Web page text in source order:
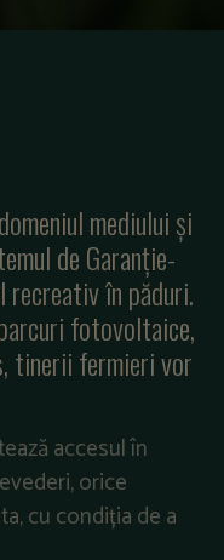
mediului și
de Garanție-
recreativ în păduri.
fotovoltaice,
tinerii fermieri vor
accesul în
orice
cu condiția de a